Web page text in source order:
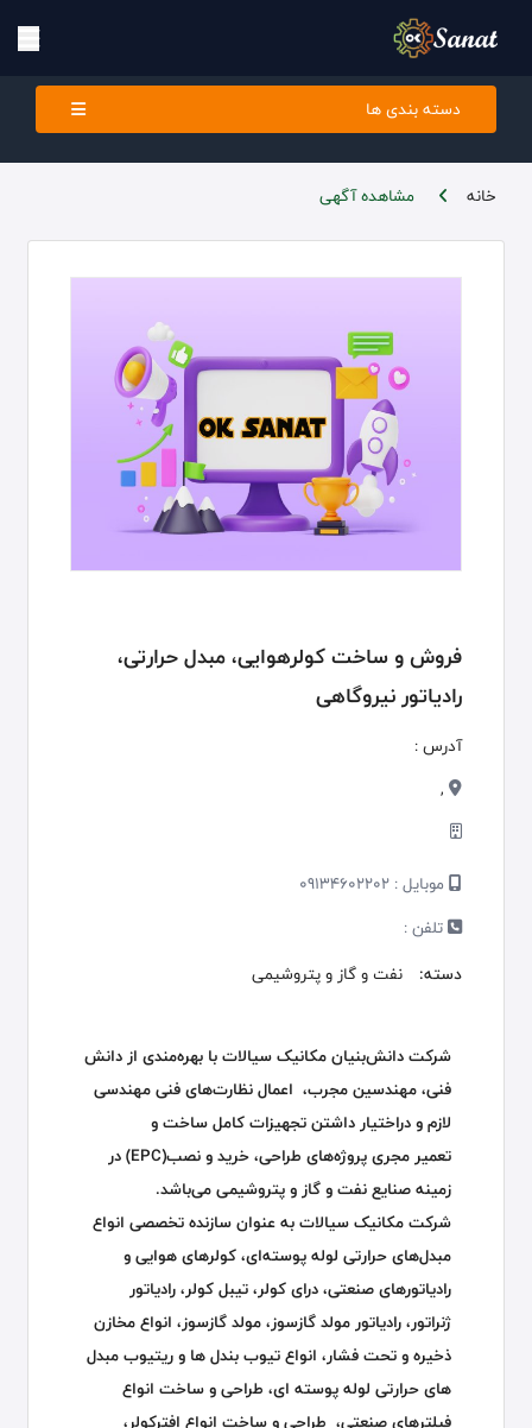
دسته بندی ها
خانه مشاهده آگهی
فروش و ساخت کولرهوایی، مبدل حرارتی،
رادیاتور نیروگاهی
آدرس :
,
موبایل : 09134602202
تلفن :
دسته:
نفت و گاز و پتروشیمی
شرکت دانش‌بنیان مکانیک سیالات با بهره‌مندی از دانش
فنی، مهندسین مجرب، اعمال نظارت‌های فنی مهندسی
لازم و دراختیار داشتن تجهیزات کامل ساخت و
تعمیر مجری پروژه‌های طراحی، خرید و نصب(EPC) در
زمینه صنایع نفت و گاز و پتروشیمی می‌باشد.
شرکت مکانیک سیالات به عنوان سازنده تخصصی انواع
مبدل‌های حرارتی لوله پوسته‌ای، کولرهای هوایی و
رادیاتورهای صنعتی، درای کولر، تیبل کولر، رادیاتور
ژنراتور، رادیاتور مولد گازسوز، مولد گازسوز، انواع مخازن
ذخیره و تحت فشار، انواع تیوب بندل ها و ریتیوب مبدل
های حرارتی لوله پوسته ای، طراحی و ساخت انواع
فیلترهای صنعتی، طراحی و ساخت انواع افترکولر،